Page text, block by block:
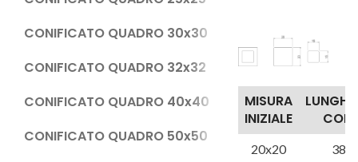
CONIFICATO QUADRO 30x30
CONIFICATO QUADRO 32x32
CONIFICATO QUADRO 40x40
CONIFICATO QUADRO 50x50
MISURA
INIZIALE
20x20
385